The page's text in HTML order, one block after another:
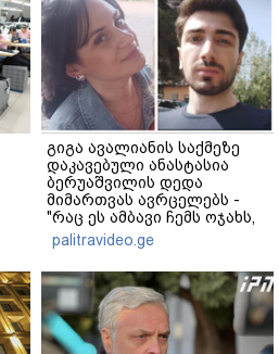
გიგა ავალიანის საქმეზე
დაკავებული ანასტასია
ბერუაშვილის დედა
მიმართვას ავრცელებს -
"რაც ეს ამბავი ჩემს ოჯახს,
ჩემს ანასტასიას გადახდა
თავს, მის მერე მე მე არ
ვარ"
palitravideo.ge